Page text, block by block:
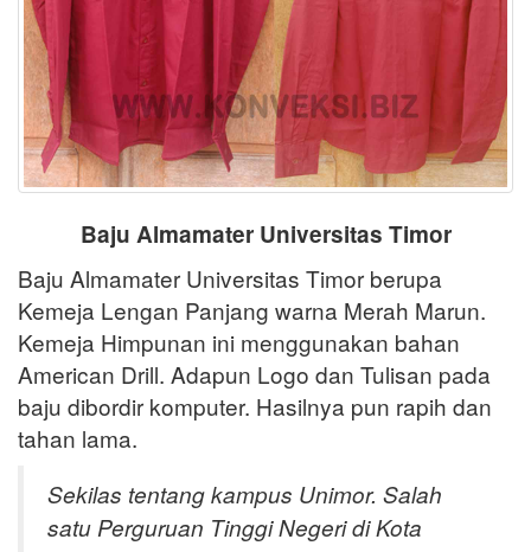
Baju Almamater Universitas Timor
Baju Almamater Universitas Timor berupa
Kemeja Lengan Panjang warna Merah Marun.
Kemeja Himpunan ini menggunakan bahan
American Drill. Adapun Logo dan Tulisan pada
baju dibordir komputer. Hasilnya pun rapih dan
tahan lama.
Sekilas tentang kampus Unimor. Salah
satu Perguruan Tinggi Negeri di Kota